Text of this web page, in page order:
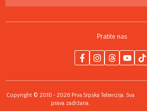
Pratite nas
Copyright © 2010 - 2026 Prva Srpska Televizija. Sva
prava zadržana.